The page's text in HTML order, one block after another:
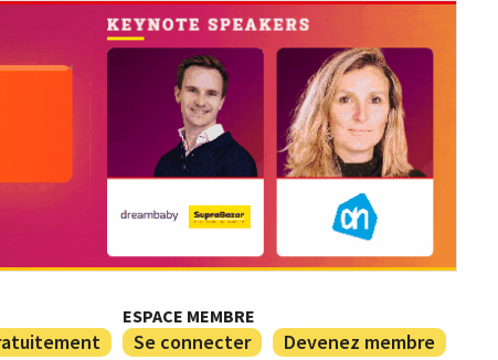
ESPACE MEMBRE
Se connecter Devenez membre